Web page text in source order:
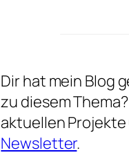
Dir hat mein Blog
zu diesem
aktuellen
Newsletter.